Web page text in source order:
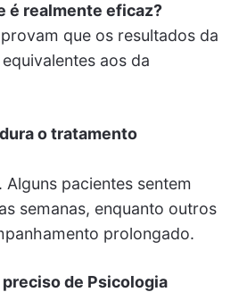
é realmente eficaz?
que os resultados da
aos da
o tratamento
Alguns pacientes sentem
semanas, enquanto outros
prolongado.
preciso de Psicologia